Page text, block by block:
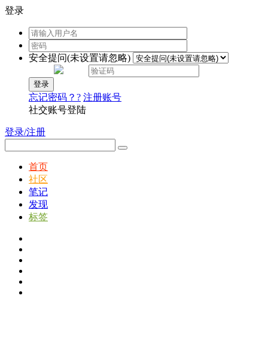
登录
安全提问(未设置请忽略)
登录
忘记密码？? 注册账号
社交账号登陆
登录/注册
首页
社区
笔记
发现
标签